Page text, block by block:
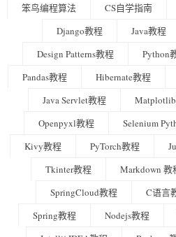
笨鸟编程算法
CS自学指南
Django教程
Java教程
Design Patterns教程
Python
Pandas教程
Hibernate教程
Java Servlet教程
Openpyxl教程
Selenium
Kivy教程
PyTorch教程
Tkinter教程
Markdown 教
SpringCloud教程
C语言
Spring教程
Nodejs教程